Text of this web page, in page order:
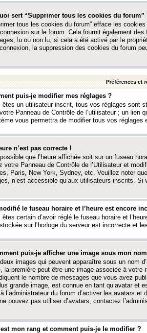
sert “Supprimer tous les cookies du forum”
tous les cookies du forum” efface les
sur le forum. Cela fournit également
lu ou non lu, si cela a été activé par le
la suppression des cookies du forum
Préférences et
puis-je modifier mes réglages ?
êtes un utilisateur inscrit, tous vos réglages sont
Panneau de Contrôle de l’utilisateur ; un lien
vous permettra de modifier tous vos réglages
n’est pas correcte !
possible que l’heure affichée soit sur un fuseau
votre Panneau de Contrôle de l’Utilisateur et
Paris, New York, Sydney, etc. Veuillez noter
n’est accessible qu’aux utilisateurs inscrits.
le fuseau horaire et l’heure est encore
certain d’avoir réglé le fuseau horaire et
stockée sur l’horloge du serveur est incorrecte et
puis-je afficher une image sous mon
deux images qui peuvent apparaître sous un nom
la première peut être une image associée à votre
le nombre de messages que vous avez
grande image, est connue en tant qu’avatar et
à l’administrateur du forum d’activer les avatars
pouvez pas utiliser d’avatars, contactez
mon rang et comment puis-je le modifier ?